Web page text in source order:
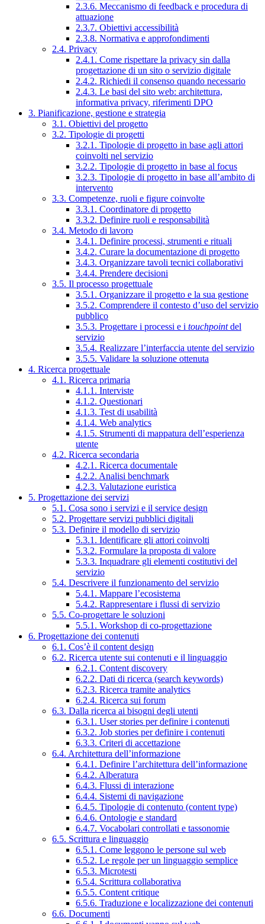
2.3.6. Meccanismo di feedback e procedura di
attuazione
2.3.7. Obiettivi accessibilità
2.3.8. Normativa e approfondimenti
2.4. Privacy
2.4.1. Come rispettare la privacy sin dalla
progettazione di un sito o servizio digitale
2.4.2. Richiedi il consenso quando necessario
2.4.3. Le basi del sito web: architettura,
informativa privacy, riferimenti DPO
3. Pianificazione, gestione e strategia
3.1. Obiettivi del progetto
3.2. Tipologie di progetti
3.2.1. Tipologie di progetto in base agli attori
coinvolti nel servizio
3.2.2. Tipologie di progetto in base al focus
3.2.3. Tipologie di progetto in base all’ambito di
intervento
3.3. Competenze, ruoli e figure coinvolte
3.3.1. Coordinatore di progetto
3.3.2. Definire ruoli e responsabilità
3.4. Metodo di lavoro
3.4.1. Definire processi, strumenti e rituali
3.4.2. Curare la documentazione di progetto
3.4.3. Organizzare tavoli tecnici collaborativi
3.4.4. Prendere decisioni
3.5. Il processo progettuale
3.5.1. Organizzare il progetto e la sua gestione
3.5.2. Comprendere il contesto d’uso del servizio
pubblico
3.5.3. Progettare i processi e i touchpointdel
servizio
3.5.4. Realizzare l’interfaccia utente del servizio
3.5.5. Validare la soluzione ottenuta
4. Ricerca progettuale
4.1. Ricerca primaria
4.1.1. Interviste
4.1.2. Questionari
4.1.3. Test di usabilità
4.1.4. Web analytics
4.1.5. Strumenti di mappatura dell’esperienza
utente
4.2. Ricerca secondaria
4.2.1. Ricerca documentale
4.2.2. Analisi benchmark
4.2.3. Valutazione euristica
5. Progettazione dei servizi
5.1. Cosa sono i servizi e il service design
5.2. Progettare servizi pubblici digitali
5.3. Definire il modello di servizio
5.3.1. Identificare gli attori coinvolti
5.3.2. Formulare la proposta di valore
5.3.3. Inquadrare gli elementi costitutivi del
servizio
5.4. Descrivere il funzionamento del servizio
5.4.1. Mappare l’ecosistema
5.4.2. Rappresentare i flussi di servizio
5.5. Co-progettare le soluzioni
5.5.1. Workshop di co-progettazione
6. Progettazione dei contenuti
6.1. Cos’è il content design
6.2. Ricerca utente sui contenuti e il linguaggio
6.2.1. Content discovery
6.2.2. Dati di ricerca (search keywords)
6.2.3. Ricerca tramite analytics
6.2.4. Ricerca sui forum
6.3. Dalla ricerca ai bisogni degli utenti
6.3.1. User stories per definire i contenuti
6.3.2. Job stories per definire i contenuti
6.3.3. Criteri di accettazione
6.4. Architettura dell’informazione
6.4.1. Definire l’architettura dell’informazione
6.4.2. Alberatura
6.4.3. Flussi di interazione
6.4.4. Sistemi di navigazione
6.4.5. Tipologie di contenuto (content type)
6.4.6. Ontologie e standard
6.4.7. Vocabolari controllati e tassonomie
6.5. Scrittura e linguaggio
6.5.1. Come leggono le persone sul web
6.5.2. Le regole per un linguaggio semplice
6.5.3. Microtesti
6.5.4. Scrittura collaborativa
6.5.5. Content critique
6.5.6. Traduzione e localizzazione dei contenuti
6.6. Documenti